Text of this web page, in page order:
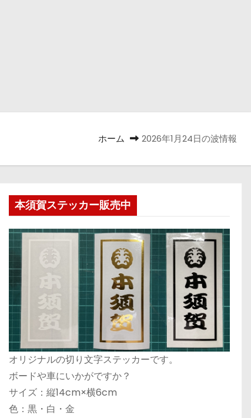
ホーム 2026年1月24日の波情報
本須賀ステッカー販売中
オリジナルの切り文字ステッカーです。
ボードや車にいかがですか？
サイズ：縦14cm×横6cm
色：黒・白・金